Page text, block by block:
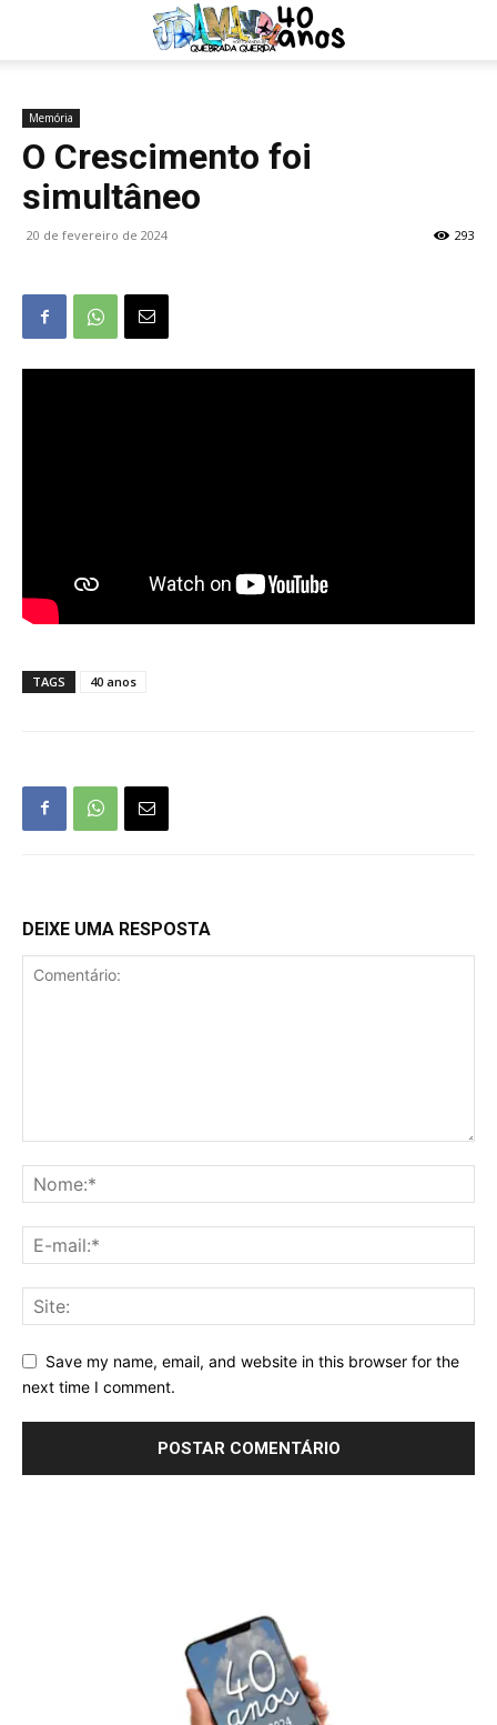
Memória
O Crescimento foi
simultâneo
20 de fevereiro de 2024 293
TAGS 40 anos
DEIXE UMA RESPOSTA
Save my name, email, and website in this browser for the
next time I comment.